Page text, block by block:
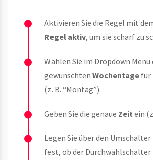
Aktivieren Sie die Regel mit
Regel aktiv, um sie scharf zu
Wählen Sie im Dropdown Menü
gewünschten Wochentage für
(z. B. “Montag”).
Geben Sie die genaue Zeit ein
Legen Sie über den Umschalter
fest, ob der Durchwahlschalter